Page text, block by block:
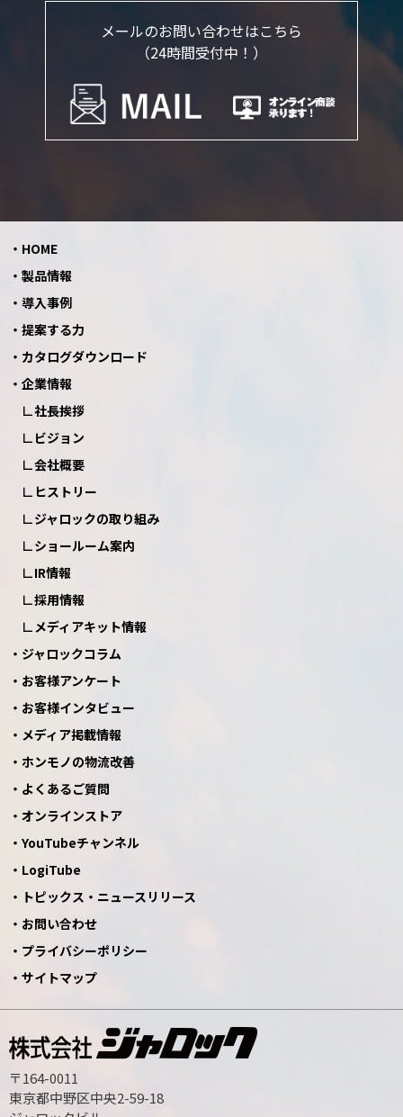
メールのお問い合わせはこちら
（24時間受付中！）
HOME
製品情報
導入事例
提案する力
カタログダウンロード
企業情報
社長挨拶
ビジョン
会社概要
ヒストリー
ジャロックの取り組み
ショールーム案内
IR情報
採用情報
メディアキット情報
ジャロックコラム
お客様アンケート
お客様インタビュー
メディア掲載情報
ホンモノの物流改善
よくあるご質問
オンラインストア
YouTubeチャンネル
LogiTube
トピックス・ニュースリリース
お問い合わせ
プライバシーポリシー
サイトマップ
〒164-0011
東京都中野区中央2-59-18